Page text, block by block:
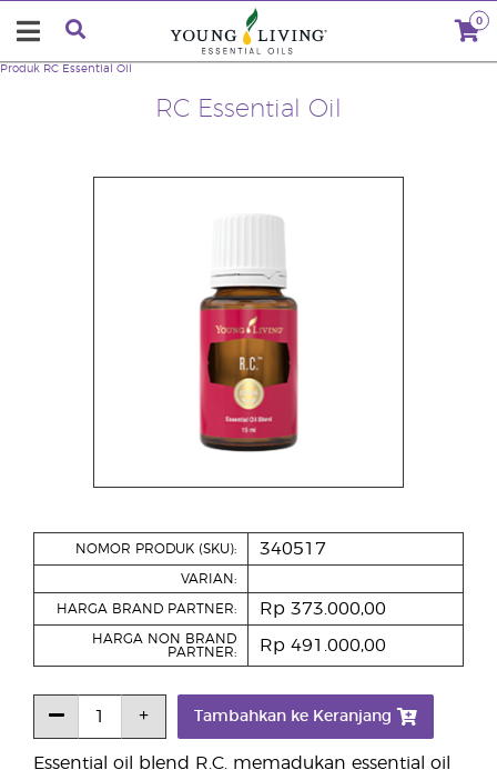
0
RC Essential Oil
Produk RC Essential Oil
Essential oil blend R.C. memadukan essential oil
NOMOR PRODUK (SKU): 340517
VARIAN:
HARGA BRAND PARTNER: Rp 373.000,00
HARGA NON BRAND
PARTNER:
Rp 491.000,00
Tambahkan ke Keranjang